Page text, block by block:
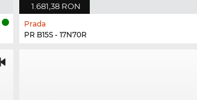
1.681,38 RON
Prada
PR B15S - 17N70R